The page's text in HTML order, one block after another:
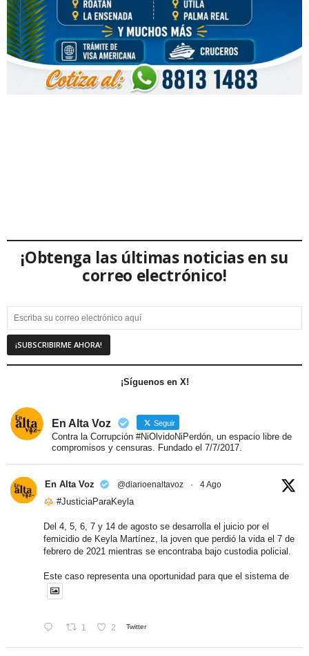
¡Obtenga las últimas noticias en su
correo electrónico!
¡Síguenos en X!
En Alta Voz Seguir
Contra la Corrupción #NiOlvidoNiPerdón, un espacio libre de
compromisos y censuras. Fundado el 7/7/2017.
En Alta Voz @diarioenaltavoz · 4 Ago
#JusticiaParaKeyla
Del 4, 5, 6, 7 y 14 de agosto se desarrolla el juicio por el
femicidio de Keyla Martínez, la joven que perdió la vida el 7 de
febrero de 2021 mientras se encontraba bajo custodia policial.
Este caso representa una oportunidad para que el sistema de
1 2 Twitter